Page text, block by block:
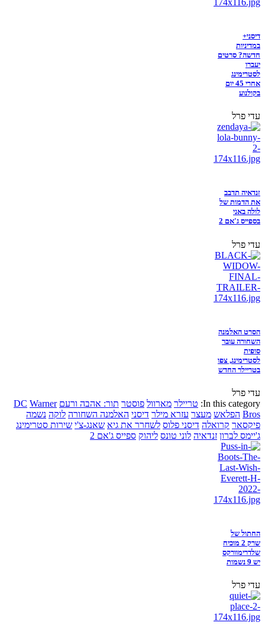
דיסני+
במדיניות
חדשה? סרטים
יעברו
לסטרימינג
אחרי 45 יום
בקולנוע
עדי פרל
זנדאיה תדבב
את הדמות של
לולה באני
בספייס ג'אם 2
עדי פרל
הסרט האלמנה
השחורה עובר
סופית
לסטרימינג, צפו
בטריילר החדש
עדי פרל
In this category: טריילר מארוול פוסטר תור: אהבה ורעם DC Warner
Bros הפלאש מעצר עזרא מילר דיסני האלמנה השחורה לוקה נשמה
פיקסאר קרואלה דיסני פלוס לשחרר את גיא שאנג-צ'י שירות סטרימינג
ג'יימס לברון זנדאיה לוני טונס ליהוק ספייס ג'אם 2
החתול של
שרק 2 מוכיח
שלדרימוורקס
יש 9 נשמות
עדי פרל